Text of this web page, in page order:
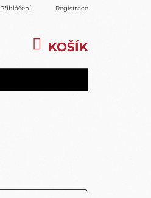
Přihlášení Registrace
KOŠÍK
KOŠÍK